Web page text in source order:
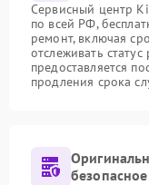
Сервисный центр
по всей РФ,
ремонт, включая
отслеживать
предоставляется
продления срока